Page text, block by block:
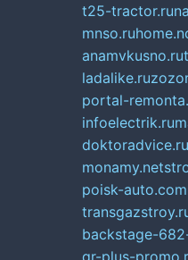
t25-tractor.ru
mnso.ru
anamvkusno.ru
ladalike.ru
portal-
infoelectrik.ru
doktoradvice.ru
monamy.net
poisk-auto.com
backstage-
qr-plus-